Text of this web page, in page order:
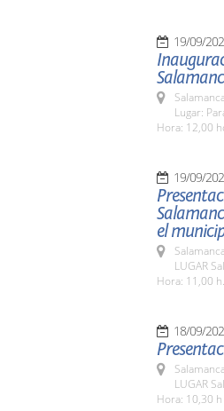
19/09/
Lugar:
Hora: 12,00
19/09/
el
LUGAR
Hora: 11,00 h.
18/09/
LUGAR
Hora: 10,30 h